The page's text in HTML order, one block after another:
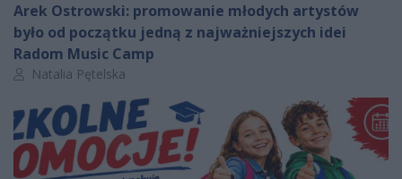
Arek Ostrowski: promowanie młodych artystów
było od początku jedną z najważniejszych idei
Radom Music Camp
Autor artykułu:
Natalia Pętelska